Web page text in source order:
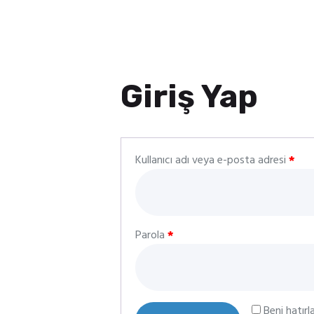
Giriş Yap
Kullanıcı adı veya e-posta adresi*
Parola*